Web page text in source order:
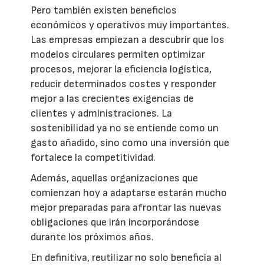
Pero también existen beneficios
económicos y operativos muy importantes.
Las empresas empiezan a descubrir que los
modelos circulares permiten optimizar
procesos, mejorar la eficiencia logística,
reducir determinados costes y responder
mejor a las crecientes exigencias de
clientes y administraciones. La
sostenibilidad ya no se entiende como un
gasto añadido, sino como una inversión que
fortalece la competitividad.
Además, aquellas organizaciones que
comienzan hoy a adaptarse estarán mucho
mejor preparadas para afrontar las nuevas
obligaciones que irán incorporándose
durante los próximos años.
En definitiva, reutilizar no solo beneficia al